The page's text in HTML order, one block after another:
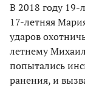
В 2018 году 19-
17-летняя
ударов
летнему
попытались
ранения, и